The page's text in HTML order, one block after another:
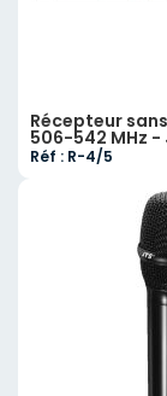
Récepteur sans
506-542 MHz -
Réf : R-4/5